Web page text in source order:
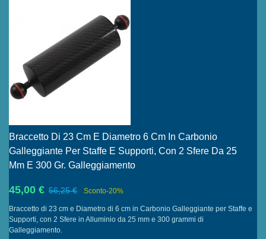
Braccetto Di 23 Cm E Diametro 6 Cm In Carbonio
Galleggiante Per Staffe E Supporti, Con 2 Sfere Da 25
Mm E 300 Gr. Galleggiamento
45,00 € 56,25 € Sconto-20%
Braccetto di 23 cm e Diametro di 6 cm in Carbonio Galleggiante per Staffe e
Supporti, con 2 Sfere in Alluminio da 25 mm e 300 grammi di
Galleggiamento.